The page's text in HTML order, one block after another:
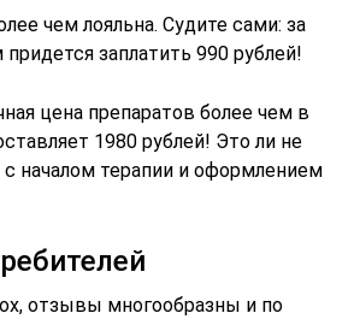
чем лояльна. Судите сами: за
заплатить 990 рублей!
цена препаратов более чем в
1980 рублей! Это ли не
началом терапии и оформлением
отзывы многообразны и по